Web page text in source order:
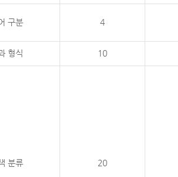
구분 4
형식 10
분류 20